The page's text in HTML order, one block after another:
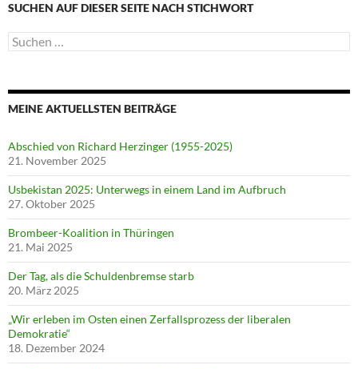
SUCHEN AUF DIESER SEITE NACH STICHWORT
Suche
nach:
MEINE AKTUELLSTEN BEITRÄGE
Abschied von Richard Herzinger (1955-2025)
21. November 2025
Usbekistan 2025: Unterwegs in einem Land im Aufbruch
27. Oktober 2025
Brombeer-Koalition in Thüringen
21. Mai 2025
Der Tag, als die Schuldenbremse starb
20. März 2025
„Wir erleben im Osten einen Zerfallsprozess der liberalen
Demokratie“
18. Dezember 2024